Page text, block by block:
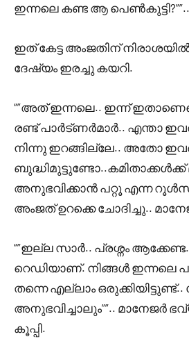
ഇന്നലെ കണ്ട ആ പെൺകുട്ടി?””..
ഇത് കേട്ട അംജതിന്
ദേഷ്യം ഇരച്ചു കയറി.
“”അത് ഇന്നലെ.. ഇന്ന്
രണ്ട് പാർട്ണർമാർ.. എന്താ
നിന്നു ഇറങ്ങില്ലേ.. അതോ
അനുഭവിക്കാൻ പറ്റൂ എന്ന
അംജത് ഉറക്കെ ചോദിച്ചു..
“”ഇല്ല സാർ.. പ്രശ്നം
റെഡിയാണ്. നിങ്ങൾ ഇന്നലെ
തന്നെ എല്ലാം
അനുഭവിച്ചാലും””.. മാനേജർ
കൂപ്പി.